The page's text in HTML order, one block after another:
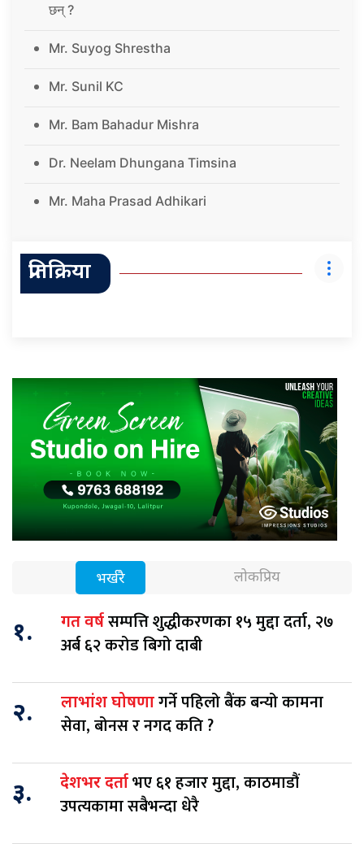
छन् ?
Mr. Suyog Shrestha
Mr. Sunil KC
Mr. Bam Bahadur Mishra
Dr. Neelam Dhungana Timsina
Mr. Maha Prasad Adhikari
प्रतिक्रिया
भर्खरै लोकप्रिय
१. गत वर्षसम्पत्ति शुद्धीकरणका १५ मुद्दा दर्ता, २७
अर्ब ६२ करोड बिगो दाबी
२. लाभांश घोषणागर्ने पहिलो बैंक बन्यो कामना
सेवा, बोनस र नगद कति ?
३. देशभर दर्ताभए ६१ हजार मुद्दा, काठमाडौं
उपत्यकामा सबैभन्दा धेरै